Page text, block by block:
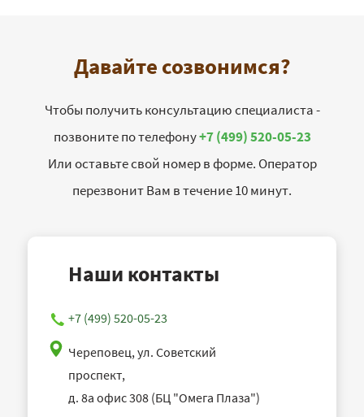
Давайте созвонимся?
Чтобы получить консультацию специалиста -
позвоните по телефону+7 (499) 520-05-23
Или оставьте свой номер в форме. Оператор
перезвонит Вам в течение 10 минут.
Наши контакты
+7 (499) 520-05-23
Череповец, ул. Советский
проспект,
д. 8а офис 308 (БЦ "Омега Плаза")